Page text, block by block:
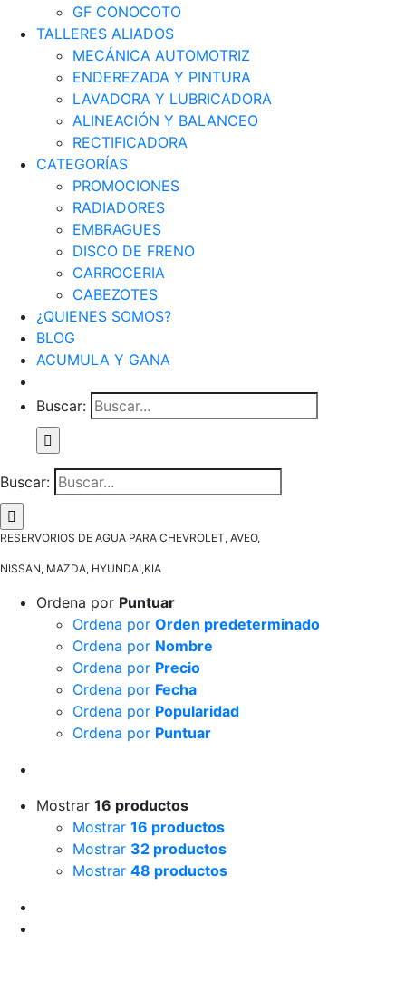
GF CONOCOTO
TALLERES ALIADOS
MECÁNICA AUTOMOTRIZ
ENDEREZADA Y PINTURA
LAVADORA Y LUBRICADORA
ALINEACIÓN Y BALANCEO
RECTIFICADORA
CATEGORÍAS
PROMOCIONES
RADIADORES
EMBRAGUES
DISCO DE FRENO
CARROCERIA
CABEZOTES
¿QUIENES SOMOS?
BLOG
ACUMULA Y GANA
Buscar:
Buscar:
RESERVORIOS DE AGUA PARA CHEVROLET, AVEO,
NISSAN, MAZDA, HYUNDAI,KIA
Ordena por Puntuar
Ordena por Orden predeterminado
Ordena por Nombre
Ordena por Precio
Ordena por Fecha
Ordena por Popularidad
Ordena por Puntuar
Mostrar 16 productos
Mostrar 16 productos
Mostrar 32 productos
Mostrar 48 productos